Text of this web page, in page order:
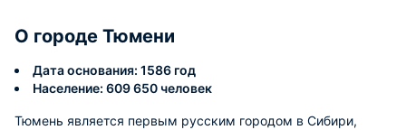
О городе Тюмени
Дата основания: 1586 год
Население: 609 650 человек
Тюмень является первым русским городом в Сибири,